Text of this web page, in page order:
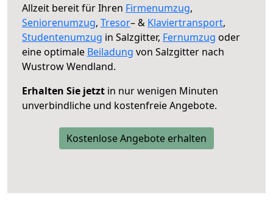
Allzeit bereit für Ihren Firmenumzug,
Seniorenumzug, Tresor– & Klaviertransport,
Studentenumzug in Salzgitter, Fernumzug oder
eine optimale Beiladung von Salzgitter nach
Wustrow Wendland.
Erhalten Sie jetzt in nur wenigen Minuten
unverbindliche und kostenfreie Angebote.
Kostenlose Angebote erhalten